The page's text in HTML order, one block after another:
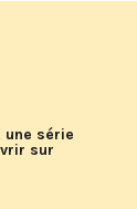
une série
sur